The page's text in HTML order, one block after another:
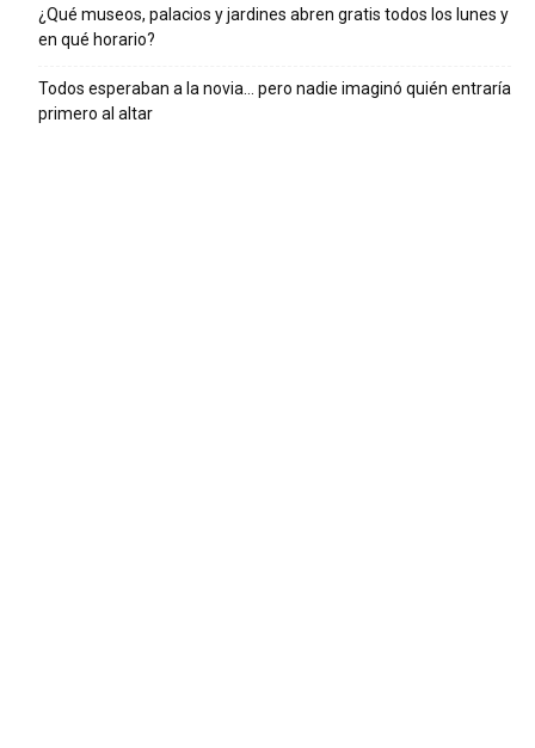
¿Qué museos, palacios y jardines abren gratis todos los lunes y
en qué horario?
Todos esperaban a la novia… pero nadie imaginó quién entraría
primero al altar